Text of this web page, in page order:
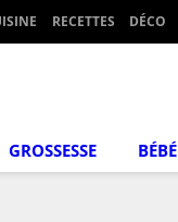
RECETTES DÉCO
GROSSESSE BÉBÉ